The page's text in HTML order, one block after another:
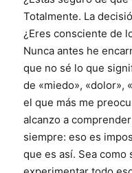
Totalmente. La
¿Eres consciente de
Nunca antes he
que no sé lo que
de «miedo», «dolor»,
el que más me
alcanzo a
siempre: eso es
que es así. Sea como